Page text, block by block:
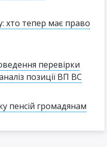
хто тепер має право
перевірки
позиції ВП ВС
пенсій громадянам